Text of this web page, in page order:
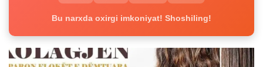
Bu narxda oxirgi imkoniyat! Shoshiling!